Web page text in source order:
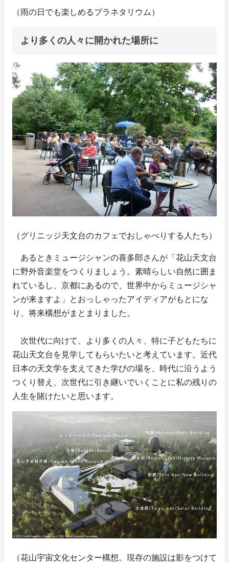
（雨の日でも楽しめるプラネタリウム）
より多くの人々に開かれた場所に
（グリニッジ天文台のカフェでおしゃべりする人たち）
あるときミュージシャンの喜多郎さんが「花山天文台
に野外音楽堂をつくりましょう。素晴らしい自然に囲ま
れているし、京都にあるので、世界中からミュージシャ
ンが来ますよ」とおっしゃったアイディアがもとにな
り、将来構想がまとまりました。
次世代に向けて、より多くの人々、特に子どもたちに
花山天文台を見学してもらいたいと考えています。近代
日本の天文学を支えてきた学びの場を、時代に沿うよう
つくり替え、次世代に引き継いでいくことに私の残りの
人生を賭けたいと思います。
（花山宇宙文化センター構想。現存の施設は影をつけて